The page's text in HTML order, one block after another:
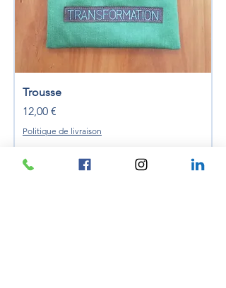
Trousse
Precio
12,00 €
Politique de livraison